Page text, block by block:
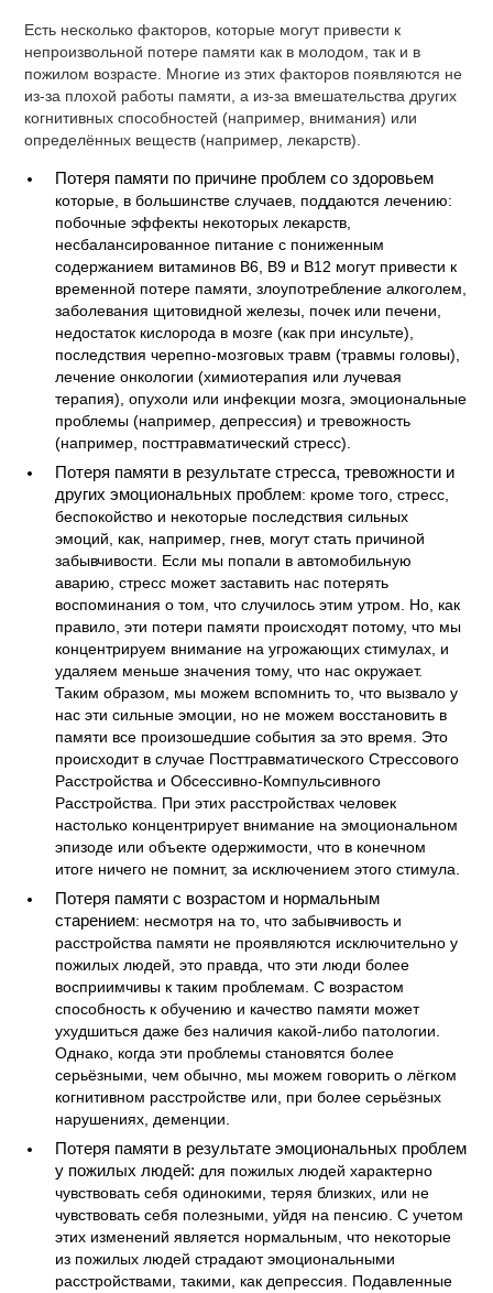
Есть несколько факторов, которые могут привести к
непроизвольной потере памяти как в молодом, так и в
пожилом возрасте. Многие из этих факторов появляются не
из-за плохой работы памяти, а из-за вмешательства других
когнитивных способностей (например, внимания) или
определённых веществ (например, лекарств).
Потеря памяти по причине проблем со здоровьем
которые, в большинстве случаев, поддаются лечению:
побочные эффекты некоторых лекарств,
несбалансированное питание с пониженным
содержанием витаминов B6, B9 и B12 могут привести к
временной потере памяти, злоупотребление алкоголем,
заболевания щитовидной железы, почек или печени,
недостаток кислорода в мозге (как при инсульте),
последствия черепно-мозговых травм (травмы головы),
лечение онкологии (химиотерапия или лучевая
терапия), опухоли или инфекции мозга, эмоциональные
проблемы (например, депрессия) и тревожность
(например, посттравматический стресс).
Потеря памяти в результате стресса, тревожности и
других эмоциональных проблем: кроме того, стресс,
беспокойство и некоторые последствия сильных
эмоций, как, например, гнев, могут стать причиной
забывчивости. Если мы попали в автомобильную
аварию, стресс может заставить нас потерять
воспоминания о том, что случилось этим утром. Но, как
правило, эти потери памяти происходят потому, что мы
концентрируем внимание на угрожающих стимулах, и
удаляем меньше значения тому, что нас окружает.
Таким образом, мы можем вспомнить то, что вызвало у
нас эти сильные эмоции, но не можем восстановить в
памяти все произошедшие события за это время. Это
происходит в случае Посттравматического Стрессового
Расстройства и Обсессивно-Компульсивного
Расстройства. При этих расстройствах человек
настолько концентрирует внимание на эмоциональном
эпизоде или объекте одержимости, что в конечном
итоге ничего не помнит, за исключением этого стимула.
Потеря памяти с возрастом и нормальным
старением: несмотря на то, что забывчивость и
расстройства памяти не проявляются исключительно у
пожилых людей, это правда, что эти люди более
восприимчивы к таким проблемам. С возрастом
способность к обучению и качество памяти может
ухудшиться даже без наличия какой-либо патологии.
Однако, когда эти проблемы становятся более
серьёзными, чем обычно, мы можем говорить о лёгком
когнитивном расстройстве или, при более серьёзных
нарушениях, деменции.
Потеря памяти в результате эмоциональных проблем
у пожилых людей: для пожилых людей характерно
чувствовать себя одинокими, теряя близких, или не
чувствовать себя полезными, уйдя на пенсию. С учетом
этих изменений является нормальным, что некоторые
из пожилых людей страдают эмоциональными
расстройствами, такими, как депрессия. Подавленные